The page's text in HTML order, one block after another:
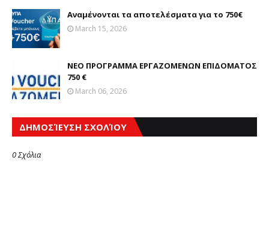
Αναμένονται τα αποτελέσματα για το 750€
March 15, 2026
ΝΕΟ ΠΡΟΓΡΑΜΜΑ ΕΡΓΑΖΟΜΕΝΩΝ ΕΠΙΔΟΜΑΤΟΣ
750 €
March 06, 2026
ΔΗΜΟΣΊΕΥΣΗ ΣΧΟΛΊΟΥ
0 Σχόλια